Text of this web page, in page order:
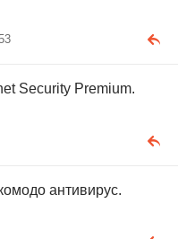
Security Premium.
антивирус.